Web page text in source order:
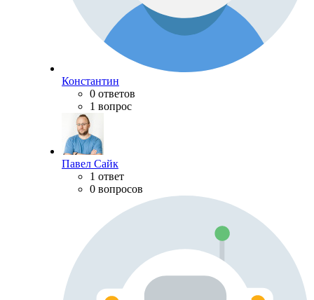
Константин
0 ответов
1 вопрос
Павел Сайк
1 ответ
0 вопросов